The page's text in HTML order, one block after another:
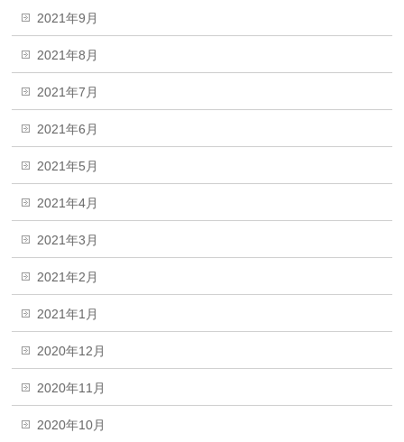
2021年9月
2021年8月
2021年7月
2021年6月
2021年5月
2021年4月
2021年3月
2021年2月
2021年1月
2020年12月
2020年11月
2020年10月